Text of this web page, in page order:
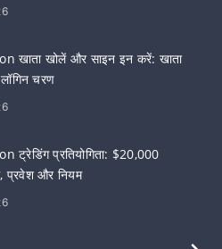
खाता खोलें और साइन इन करें: खाता
चरण
ट्रेडिंग प्रतियोगिता: $20,000
प्रवेश और नियम